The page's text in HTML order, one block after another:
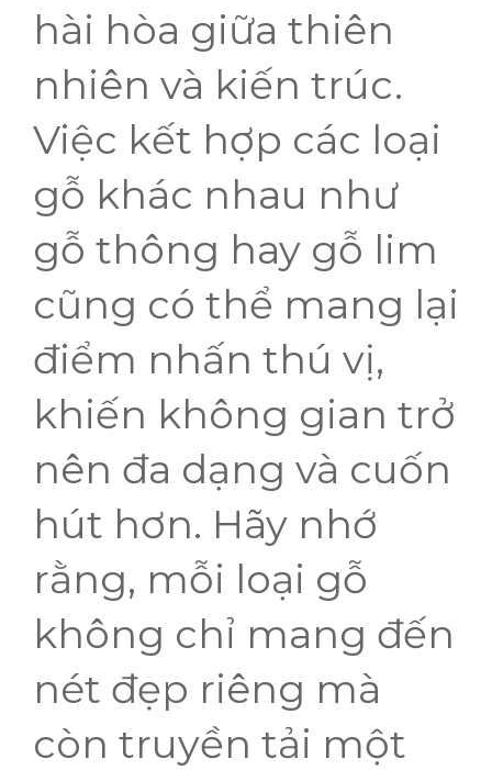
hài hòa giữa thiên
nhiên và kiến trúc.
Việc kết hợp các loại
gỗ khác nhau như
gỗ thông hay gỗ lim
cũng có thể mang lại
điểm nhấn thú vị,
khiến không gian trở
nên đa dạng và cuốn
hút hơn. Hãy nhớ
rằng, mỗi loại gỗ
không chỉ mang đến
nét đẹp riêng mà
còn truyền tải một